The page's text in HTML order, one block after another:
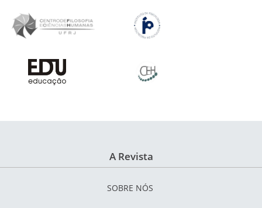
A Revista
SOBRE NÓS